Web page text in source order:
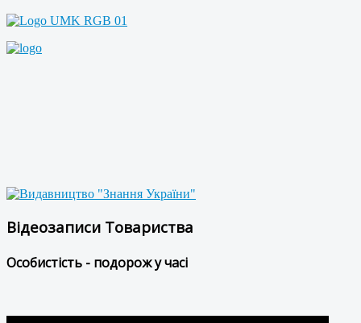
Відеозаписи Товариства
Особистість - подорож у часі